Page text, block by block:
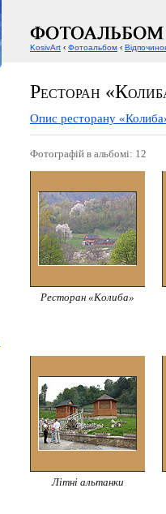
Ресторан
Опис ресторану
Фотографій в альбомі: 12
Ресторан «Колиба»
Літні альтанки
KosivArt ‹ Фотоальбом ‹